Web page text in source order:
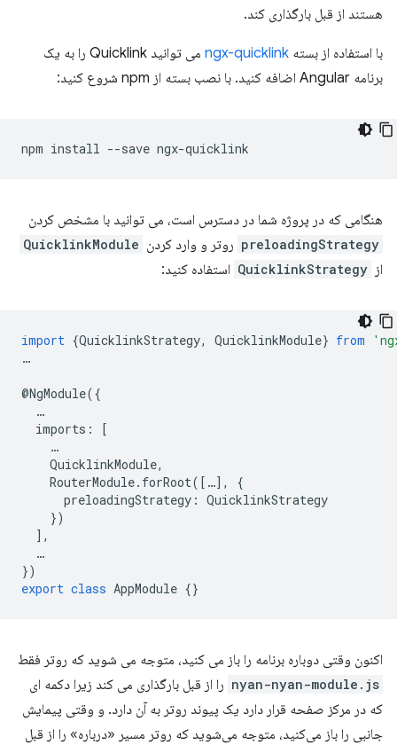
هستند از قبل بارگذاری کند.
با استفاده از بسته ngx-quicklink
می توانید Quicklink را به یک
برنامه Angular اضافه کنید. با نصب بسته از npm شروع کنید:
npm install --save
هنگامی که در پروژه شما در دسترس است، می توانید با مشخص کردن
preloadingStrategy روتر و وارد کردن QuicklinkModule
از QuicklinkStrategy استفاده کنید:
import {QuicklinkStrategy, QuicklinkModule} from
…
@NgModule({
…
imports :
[
…
QuicklinkModule,
RouterModule. forRoot([ …],
{
preloadingStrategy : QuicklinkStrategy
})
],
…
})
export class AppModule {}
اکنون وقتی دوباره برنامه را باز می کنید، متوجه می شوید که روتر فقط
nyan-nyan-module.js را از قبل بارگذاری می کند زیرا دکمه ای
که در مرکز صفحه قرار دارد یک پیوند روتر به آن دارد. و وقتی پیمایش
جانبی را باز می‌کنید، متوجه می‌شوید که روتر مسیر «درباره» را از قبل